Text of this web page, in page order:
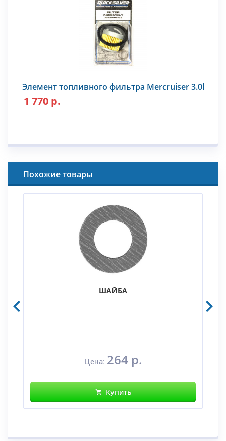
Элемент топливного фильтра Mercruiser 3.0l
1 770 р.
Похожие товары
ШАЙБА
Цена: 264 р.
Купить